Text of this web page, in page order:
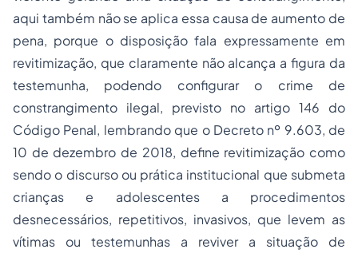
aqui também não se aplica essa causa de aumento de
pena, porque o disposição fala expressamente em
revitimização, que claramente não alcança a figura da
testemunha, podendo configurar o crime de
constrangimento ilegal, previsto no artigo 146 do
Código Penal, lembrando que o Decreto nº 9.603, de
10 de dezembro de 2018, define revitimização como
sendo o discurso ou prática institucional que submeta
crianças e adolescentes a procedimentos
desnecessários, repetitivos, invasivos, que levem as
vítimas ou testemunhas a reviver a situação de